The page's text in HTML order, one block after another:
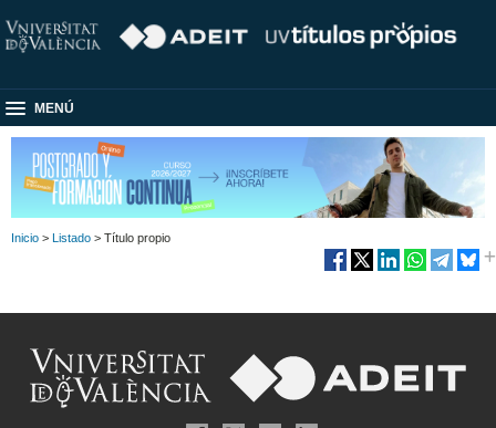
MENÚ
Inicio > Listado > Título propio